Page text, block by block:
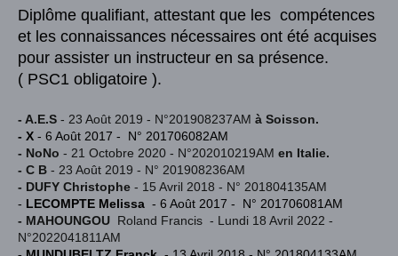
Diplôme qualifiant, attestant que les compétences
et les connaissances nécessaires ont été acquises
pour assister un instructeur en sa présence.
( PSC1 obligatoire ).
- A.E.S - 23 Août 2019 - N°201908237AM à Soisson.
- X - 6 Août 2017 - N° 201706082AM
- NoNo - 21 Octobre 2020 - N°202010219AM en Italie.
- C B - 23 Août 2019 - N° 201908236AM
- DUFY Christophe - 15 Avril 2018 - N° 201804135AM
- LECOMPTE Melissa - 6 Août 2017 - N° 201706081AM
- MAHOUNGOU Roland Francis - Lundi 18 Avril 2022 -
N°2022041811AM